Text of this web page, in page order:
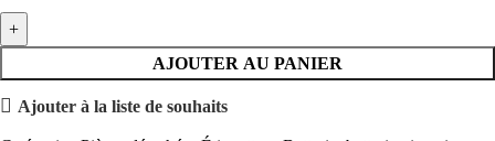
AJOUTER AU PANIER
Ajouter à la liste de souhaits